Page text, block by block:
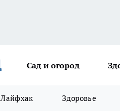
Сад и огород
Лайфхак Здоровье